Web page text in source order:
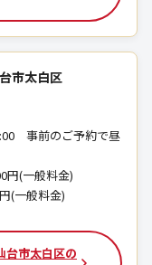
市太白区
事前のご予約で昼
円(一般料金)
(一般料金)
台市太白区の